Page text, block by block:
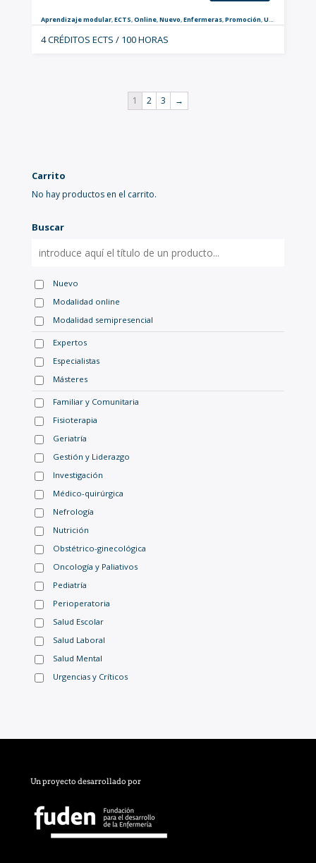
Aprendizaje modular,ECTS,Online,Nuevo,Enfermeras,Promoción,Urgencias y Críticos
4 CRÉDITOS ECTS / 100 HORAS
1 2 3 →
Carrito
No hay productos en el carrito.
Buscar
Nuevo
Modalidad online
Modalidad semipresencial
Expertos
Especialistas
Másteres
Familiar y Comunitaria
Fisioterapia
Geriatría
Gestión y Liderazgo
Investigación
Médico-quirúrgica
Nefrología
Nutrición
Obstétrico-ginecológica
Oncología y Paliativos
Pediatría
Perioperatoria
Salud Escolar
Salud Laboral
Salud Mental
Urgencias y Críticos
Un proyecto desarrollado por